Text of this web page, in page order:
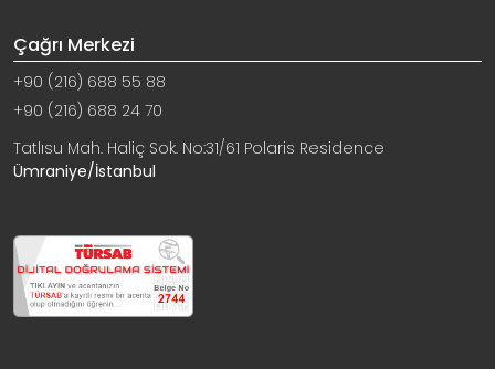
Çağrı Merkezi
+90 (216) 688 55 88
+90 (216) 688 24 70
Tatlısu Mah. Haliç Sok. No:31/61 Polaris Residence
Ümraniye/İstanbul